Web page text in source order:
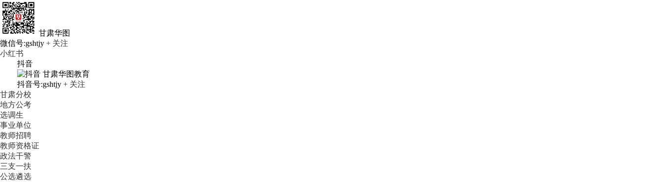
甘肃华图
微信号:gshtjy + 关注
小红书
抖音
甘肃华图教育
抖音号:gshtjy + 关注
甘肃分校
地方公考
选调生
事业单位
教师招聘
教师资格证
政法干警
三支一扶
公选遴选